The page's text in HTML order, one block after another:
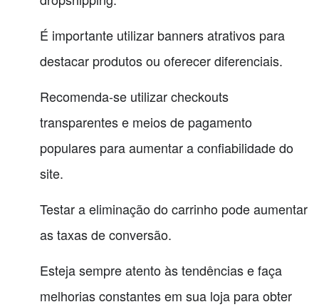
É importante utilizar banners atrativos para
destacar produtos ou oferecer diferenciais.
Recomenda-se utilizar checkouts
transparentes e meios de pagamento
populares para aumentar a confiabilidade do
site.
Testar a eliminação do carrinho pode aumentar
as taxas de conversão.
Esteja sempre atento às tendências e faça
melhorias constantes em sua loja para obter